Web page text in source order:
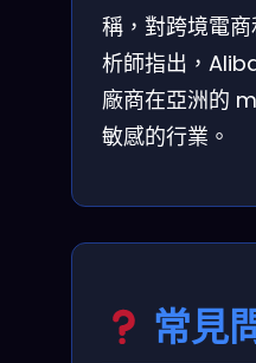
稱，對跨境電
析師指出，
廠商在亞洲的
敏感的行業。
常見